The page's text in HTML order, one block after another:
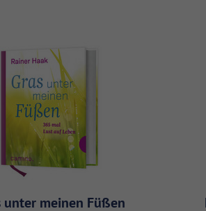
unter meinen Füßen